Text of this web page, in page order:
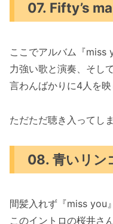
07. Fifty’s
ここでアルバム『miss
力強い歌と演奏、そし
言わんばかりに4人を映
ただただ聴き入ってし
08. 青いリン
間髪入れず『miss you
このイントロの桜井さ